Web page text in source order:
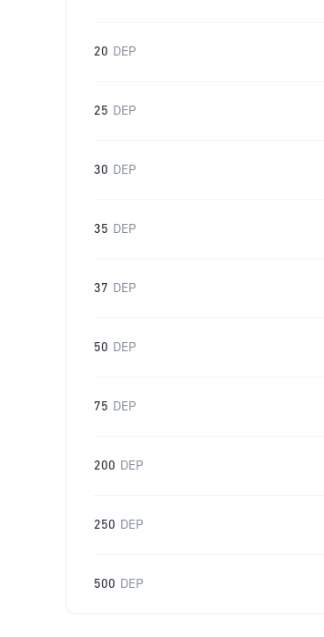
20 DEP
25 DEP
30 DEP
35 DEP
37 DEP
50 DEP
75 DEP
200 DEP
250 DEP
500 DEP